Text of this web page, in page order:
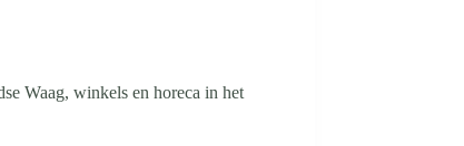
Waag, winkels en horeca in het